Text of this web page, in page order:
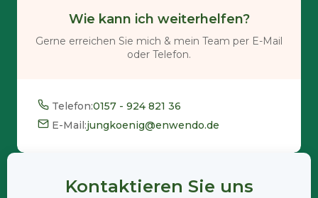
Wie kann ich weiterhelfen?
Gerne erreichen Sie mich & mein Team per E-Mail
oder Telefon.
Telefon:0157 - 924 821 36
E-Mail:jungkoenig@enwendo.de
Kontaktieren Sie uns